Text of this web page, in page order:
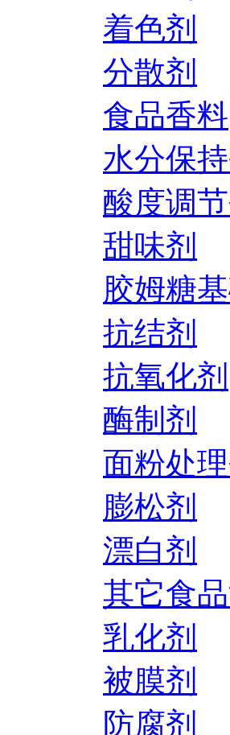
着色剂
分散剂
食品香料
水分保持
酸度调节
甜味剂
胶姆糖
抗结剂
抗氧化剂
酶制剂
面粉处理
膨松剂
漂白剂
其它食
乳化剂
被膜剂
防腐剂